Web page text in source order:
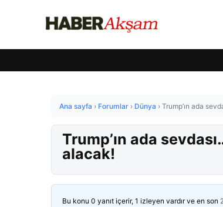
Ana sayfa › Forumlar › Dünya › Trump’ın ada
Trump’ın ada
alacak!
Bu konu 0 yanıt içerir, 1 izleyen vardır ve en son